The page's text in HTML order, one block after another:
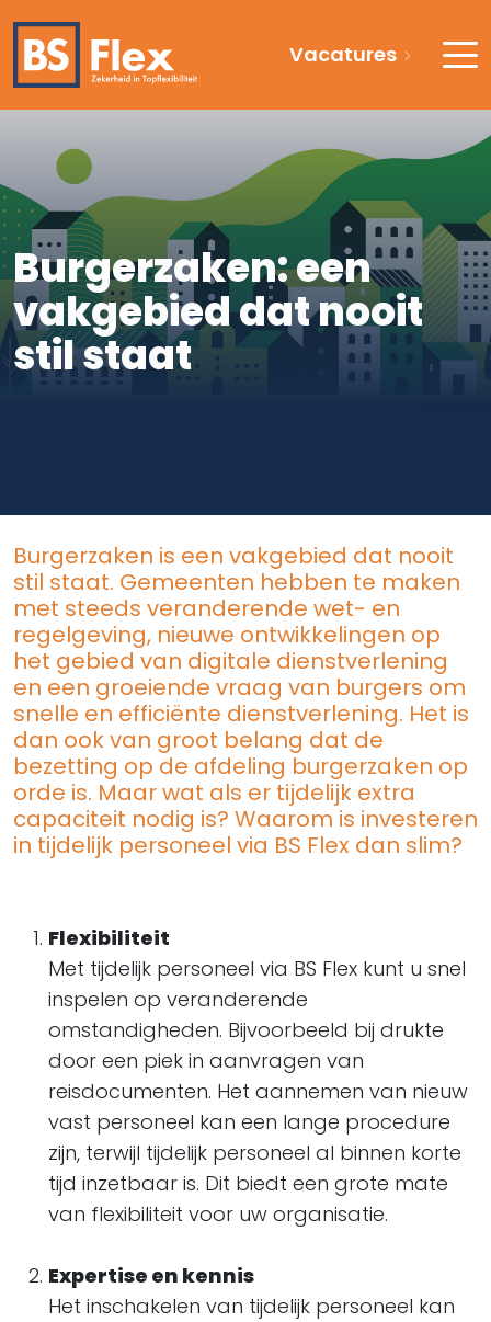
Vacatures
Burgerzaken: een
vakgebied dat nooit
stil staat
Burgerzaken is een vakgebied dat nooit
stil staat. Gemeenten hebben te maken
met steeds veranderende wet- en
regelgeving, nieuwe ontwikkelingen op
het gebied van digitale dienstverlening
en een groeiende vraag van burgers om
snelle en efficiënte dienstverlening. Het is
dan ook van groot belang dat de
bezetting op de afdeling burgerzaken op
orde is. Maar wat als er tijdelijk extra
capaciteit nodig is? Waarom is investeren
in tijdelijk personeel via BS Flex dan slim?
Flexibiliteit
Met tijdelijk personeel via BS Flex kunt u snel
inspelen op veranderende
omstandigheden. Bijvoorbeeld bij drukte
door een piek in aanvragen van
reisdocumenten. Het aannemen van nieuw
vast personeel kan een lange procedure
zijn, terwijl tijdelijk personeel al binnen korte
tijd inzetbaar is. Dit biedt een grote mate
van flexibiliteit voor uw organisatie.
Expertise en kennis
Het inschakelen van tijdelijk personeel kan